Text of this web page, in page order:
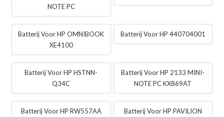
NOTE PC
Batterij Voor HP OMNIBOOK
XE4100
Batterij Voor HP 440704001
Batterij Voor HP HSTNN-
Q34C
Batterij Voor HP 2133 MINI-
NOTE PC KX869AT
Batterij Voor HP RW557AA
Batterij Voor HP PAVILION